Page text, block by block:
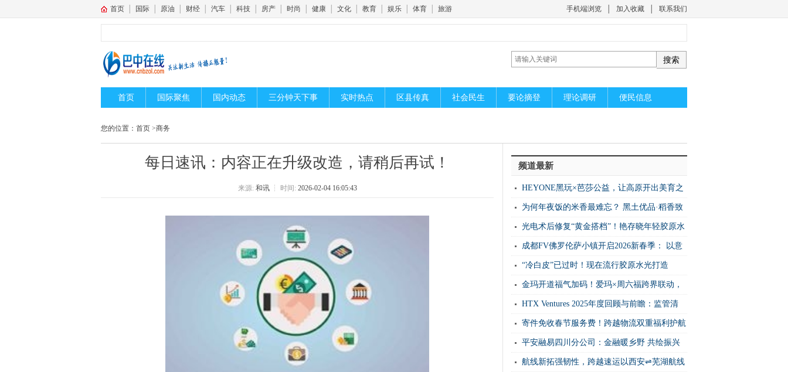
首页 国际 原油 财经 汽车 科技 房产 时尚 健康 文化 教育 娱乐 体育 旅游 手机端浏览 加入收藏 联系我们
首页 国际聚焦 国内动态 三分钟天下事 实时热点 区县传真 社会民生 要论摘登 理论调研 便民信息
您的位置： 首页 >商务
每日速讯：内容正在升级改造，请稍后再试！
来源: 和讯 ┆ 时间: 2026-02-04 16:05:43
频道最新
HEYONE黑玩×芭莎公益，让高原开出美育之
花 为何年夜饭的米香最难忘？ 黑土优品·稻香致
远，一口吃出团圆味
光电术后修复“黄金搭档”！艳存晓年轻胶原水
光套组，修复抗衰双在线
成都FV佛罗伦萨小镇开启2026新春季： 以意
式风情与地道年味，再定义城市“微度假”生活
“冷白皮”已过时！现在流行胶原水光打造
的“透光釉彩肌”
金玛开道福气加码！爱玛×周六福跨界联动，
成都新春营销掀起热潮
HTX Ventures 2025年度回顾与前瞻：监管清
晰、资产上链与机构入场
寄件免收春节服务费！跨越物流双重福利护航
年底货运高峰
平安融易四川分公司：金融暖乡野 共绘振兴
图 航线新拓强韧性，跨越速运以西安⇌芜湖航线